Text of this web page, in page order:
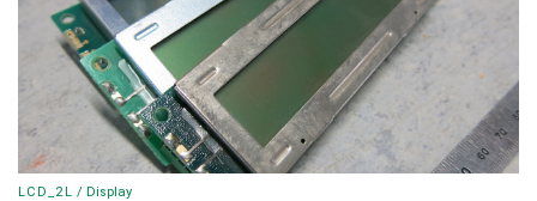
LCD_2L / Display